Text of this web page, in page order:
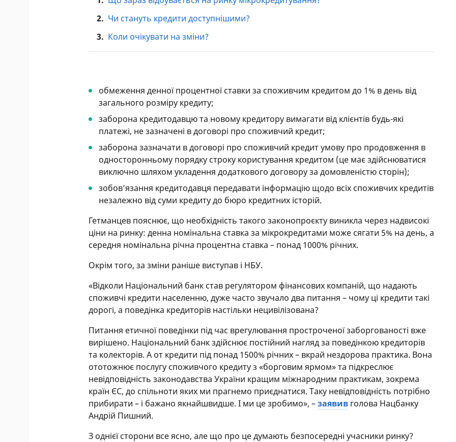
2. Чи стануть кредити доступнішими?
3. Коли очікувати на зміни?
обмеження денної процентної ставки за споживчим кредитом до 1% в день від
загального розміру кредиту;
заборона кредитодавцю та новому кредитору вимагати від клієнтів будь-які
платежі, не зазначені в договорі про споживчий кредит;
заборона зазначати в договорі про споживчий кредит умову про продовження в
односторонньому порядку строку користування кредитом (це має здійснюватися
виключно шляхом укладення додаткового договору за домовленістю сторін);
зобов’язання кредитодавця передавати інформацію щодо всіх споживчих кредитів
незалежно від суми кредиту до бюро кредитних історій.
Гетманцев пояснює, що необхідність такого законопроєкту виникла через надвисокі
ціни на ринку: денна номінальна ставка за мікрокредитами може сягати 5% на день, а
середня номінальна річна процентна ставка – понад 1000% річних.
Окрім того, за зміни раніше виступав і НБУ.
«Відколи Національний банк став регулятором фінансових компаній, що надають
споживчі кредити населенню, дуже часто звучало два питання – чому ці кредити такі
дорогі, а поведінка кредиторів настільки нецивілізована?
Питання етичної поведінки під час врегулювання простроченої заборгованості вже
вирішено. Національний банк здійснює постійний нагляд за поведінкою кредиторів
та колекторів. А от кредити під понад 1500% річних – вкрай нездорова практика. Вона
ототожнює послугу споживчого кредиту з «борговим ярмом» та підкреслює
невідповідність законодавства України кращим міжнародним практикам, зокрема
країн ЄС, до спільноти яких ми прагнемо приєднатися. Таку невідповідність потрібно
прибирати – і бажано якнайшвидше. І ми це зробимо», –заявив голова Нацбанку
Андрій Пишний.
З однієї сторони все ясно, але що про це думають безпосередні учасники ринку?